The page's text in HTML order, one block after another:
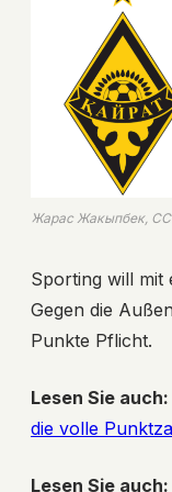
Жарас Жакыпбек, CC
Sporting will mit
Gegen die
Punkte Pflicht.
Lesen Sie auch:
die volle
Lesen Sie auch: